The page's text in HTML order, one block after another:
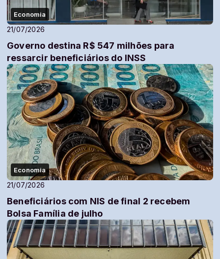
Economia
21/07/2026
Governo destina R$ 547 milhões para
ressarcir beneficiários do INSS
Economia
21/07/2026
Beneficiários com NIS de final 2 recebem
Bolsa Família de julho